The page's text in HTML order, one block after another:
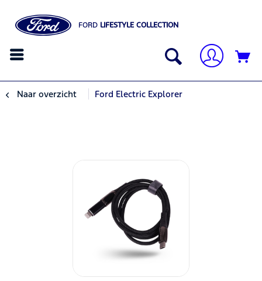
FORD LIFESTYLE COLLECTION
Naar overzicht Ford Electric Explorer